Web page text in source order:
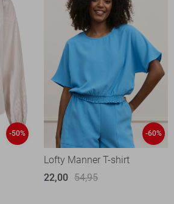
-50% -60%
Lofty Manner T-shirt
22,00 54,95